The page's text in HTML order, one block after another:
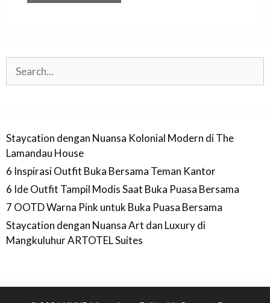
Staycation dengan Nuansa Kolonial Modern di The
Lamandau House
6 Inspirasi Outfit Buka Bersama Teman Kantor
6 Ide Outfit Tampil Modis Saat Buka Puasa Bersama
7 OOTD Warna Pink untuk Buka Puasa Bersama
Staycation dengan Nuansa Art dan Luxury di
Mangkuluhur ARTOTEL Suites